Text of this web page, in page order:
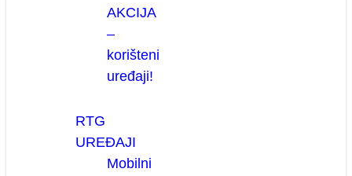
AKCIJA
–
korišteni
uređaji!
RTG
UREĐAJI
Mobilni